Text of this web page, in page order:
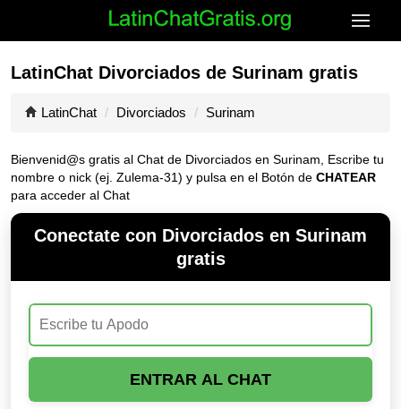
LatinChat Divorciados de Surinam gratis
LatinChat Divorciados Surinam
Bienvenid@s gratis al Chat de Divorciados en Surinam, Escribe tu
nombre o nick (ej. Zulema-31) y pulsa en el Botón de CHATEAR
para acceder al Chat
Conectate con Divorciados en Surinam
gratis
ENTRAR AL CHAT